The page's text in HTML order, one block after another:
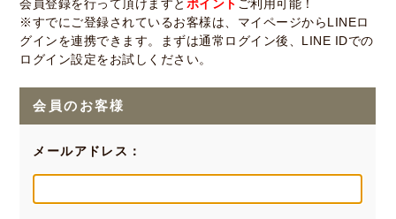
会員登録を行って頂けますと ポイント ご利用可能！
※すでにご登録されているお客様は、マイページからLINEロ
グインを連携できます。まずは通常ログイン後、LINE IDでの
ログイン設定をお試しください。
会員のお客様
メールアドレス：